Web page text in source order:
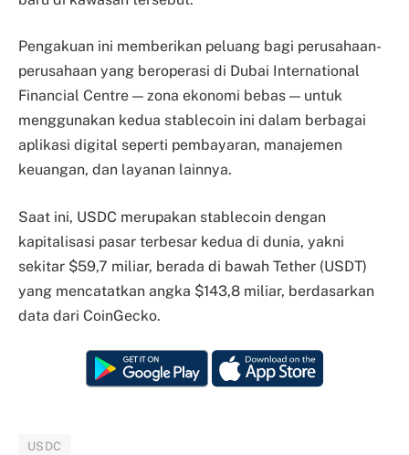
Pengakuan ini memberikan peluang bagi perusahaan-
perusahaan yang beroperasi di Dubai International
Financial Centre — zona ekonomi bebas — untuk
menggunakan kedua stablecoin ini dalam berbagai
aplikasi digital seperti pembayaran, manajemen
keuangan, dan layanan lainnya.
Saat ini, USDC merupakan stablecoin dengan
kapitalisasi pasar terbesar kedua di dunia, yakni
sekitar $59,7 miliar, berada di bawah Tether (USDT)
yang mencatatkan angka $143,8 miliar, berdasarkan
data dari CoinGecko.
USDC